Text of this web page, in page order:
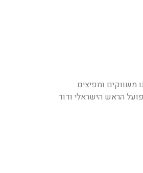
משווקים ומפיצים
הראש הישראלי ודוד